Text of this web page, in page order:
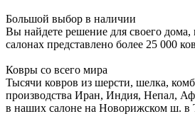
Большой выбор в наличии
Вы найдете решение для своего
салонах представлено более 25 000
Ковры со всего мира
Тысячи ковров из шерсти, шелка,
производства Иран, Индия, Непал,
в наших салоне на Новорижском ш.